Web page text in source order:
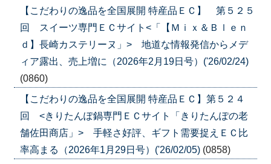
【こだわりの逸品を全国展開 特産品ＥＣ】 第５２５
回 スイーツ専門ＥＣサイト<「【Ｍｉｘ＆Ｂｌｅｎ
ｄ】長崎カステリーヌ」> 地道な情報発信からメデ
ィア露出、売上増に（2026年2月19日号）('26/02/24)
(0860)
【こだわりの逸品を全国展開 特産品ＥＣ】第５２４
回 <きりたんぽ鍋専門ＥＣサイト「きりたんぽの老
舗佐田商店」> 手軽さ好評、ギフト需要捉えＥＣ比
率高まる（2026年1月29日号）('26/02/05) (0858)